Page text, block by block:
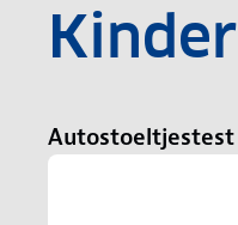
Autostoeltjestest